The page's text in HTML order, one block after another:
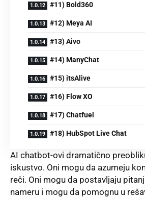
#11) Bold360
#12) Meya AI
#13) Aivo
#14) ManyChat
#15) itsAlive
#16) Flow XO
#17) Chatfuel
#18) HubSpot Live Chat
AI chatbot-ovi dramatično
iskustvo. Oni mogu da azumeju
reči. Oni mogu da postavlјaju
nameru i mogu da pomognu u